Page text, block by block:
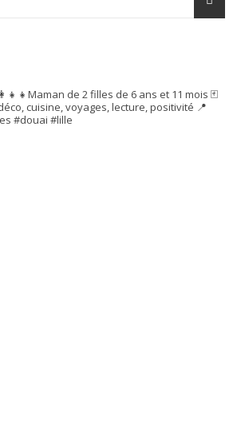
de 2 filles de 6 ans et 11 mois 🃏
cuisine, voyages, lecture, positivité 📍
#douai #lille